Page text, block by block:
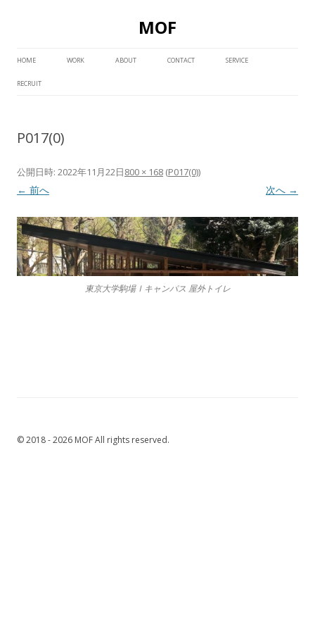
MOF
ン
ン
ッ
プ
HOME WORK ABOUT CONTACT SERVICE
RECRUIT
P017(0)
公開日時: 2022年11月22日800 × 168 (P017(0))
← 前へ 次へ →
東京大学駒場Ⅰキャンパス 屋外トイレ
© 2018 - 2026 MOF All rights reserved.